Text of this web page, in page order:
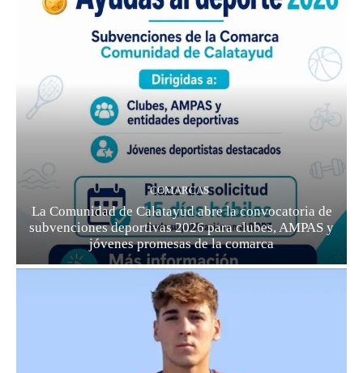
COMARCAS
La Comunidad de Calatayud abre la convocatoria de
subvenciones deportivas 2026 para clubes, AMPAS y
jóvenes promesas de la comarca